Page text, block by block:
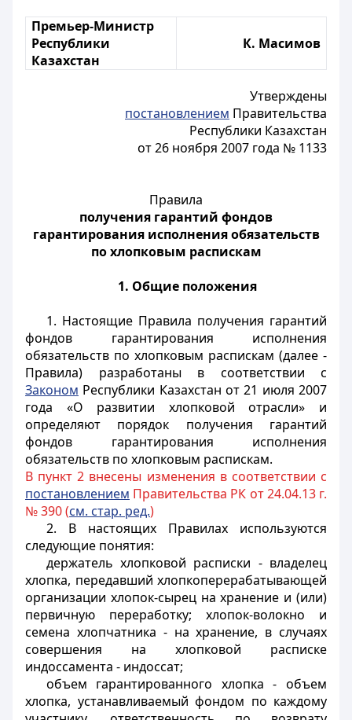
Премьер-Министр
Республики
Казахстан
К. Масимов
Утверждены
постановлением Правительства
Республики Казахстан
от 26 ноября 2007 года № 1133
Правила
получения гарантий фондов
гарантирования исполнения обязательств
по хлопковым распискам
1. Общие положения
1. Настоящие Правила получения гарантий
фондов гарантирования исполнения
обязательств по хлопковым распискам (далее -
Правила) разработаны в соответствии с
Законом Республики Казахстан от 21 июля 2007
года «О развитии хлопковой отрасли» и
определяют порядок получения гарантий
фондов гарантирования исполнения
обязательств по хлопковым распискам.
В пункт 2 внесены изменения в соответствии с
постановлением Правительства РК от 24.04.13 г.
№ 390 (см. стар. ред.)
2. В настоящих Правилах используются
следующие понятия:
держатель хлопковой расписки - владелец
хлопка, передавший хлопкоперерабатывающей
организации хлопок-сырец на хранение и (или)
первичную переработку; хлопок-волокно и
семена хлопчатника - на хранение, в случаях
совершения на хлопковой расписке
индоссамента - индоссат;
объем гарантированного хлопка - объем
хлопка, устанавливаемый фондом по каждому